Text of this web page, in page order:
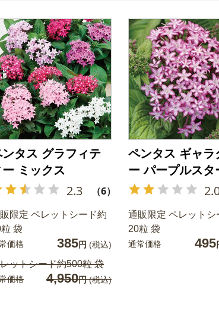
ンタス グラフィテ
ー ミックス
2.3 （6）
限定 ペレットシード約
袋
価格 385円 (税込)
ットシード約500粒 袋
価格 4,950円(税込)
ペンタス ギャラ
ー パープルスタ
通販限定 ペレットシ
20粒 袋
通常価格 495